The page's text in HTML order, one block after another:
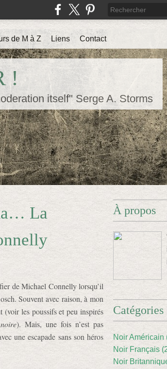
!
itself" Serge A. Storms
de M à Z Liens Contact
La
de Michael Connelly lorsqu’il
Souvent avec raison, à mon
(voir les poussifs et peu inspirés
). Mais, une fois n’est pas
une escapade sans son héros
À propos
Catégories
Noir Américain
Noir Français
Noir